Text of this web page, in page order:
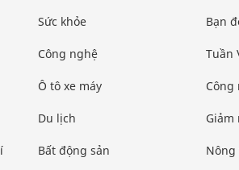
Sức khỏe
Công nghệ
Ô tô xe máy
Du lịch
Bất động sản
Bạn
Tuần
Giảm